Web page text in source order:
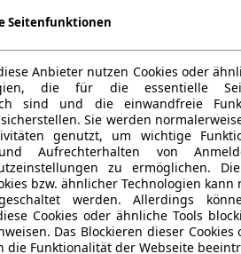
Seitenfunktionen
Anbieter nutzen Cookies oder
die für die essentielle
sind und die einwandfreie
Sie werden
genutzt, um wichtige
Aufrechterhalten von
zu ermöglichen.
bzw. ähnlicher Technologien kann
werden. Allerdings
Cookies oder ähnliche Tools
Das Blockieren dieser
die Funktionalität der Webseite
L1H1 3,0t 3SITZE AHK